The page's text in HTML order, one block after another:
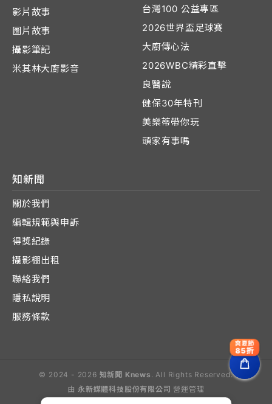
影片故事
圖片故事
攝影筆記
米其林大廚影音
台灣100 公益專區
2026世界盃足球賽
大廚傳心法
2026WBC精彩直擊
良醫說
健保30年特刊
美樂蒂帶你玩
頭家有事嗎
知新聞
關於我們
編輯規範與申訴
得獎紀錄
攝影棚出租
聯絡我們
隱私說明
服務條款
© 2024 - 2026 知新聞 Knews . All Rights Reserved.
由 永新媒體科技股份有限公司 營運管理
爽夏節
85折